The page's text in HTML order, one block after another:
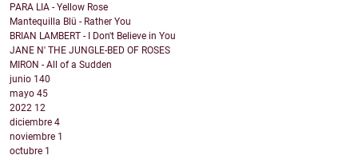
PARA LIA - Yellow Rose
Mantequilla Blü - Rather You
BRIAN LAMBERT - I Don't Believe in You
JANE N' THE JUNGLE-BED OF ROSES
MIRON - All of a Sudden
junio 140
mayo 45
2022 12
diciembre 4
noviembre 1
octubre 1